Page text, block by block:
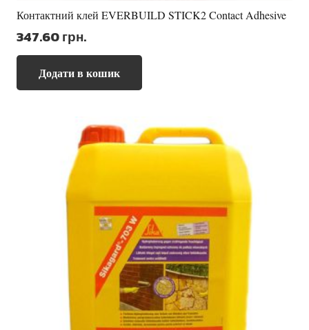
Контактний клей EVERBUILD STICK2 Contact Adhesive
347.60грн.
Додати в кошик